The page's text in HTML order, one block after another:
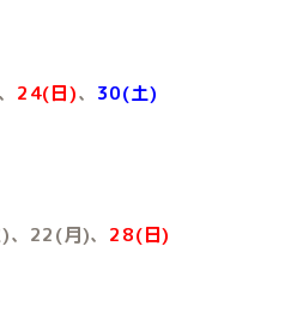
、 24(日)、 30(土)
、22(月)、 28(日)